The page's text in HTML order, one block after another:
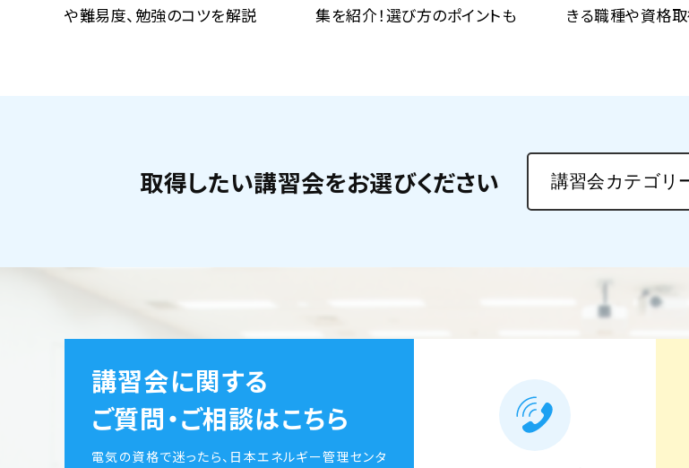
や難易度、勉強のコツを解説
集を紹介！選び方のポイントも
きる職種や資格
取得したい講習会をお選びください
講習会に関する
ご質問・ご相談はこちら
電気の資格で迷ったら、日本エネルギー管理センタ